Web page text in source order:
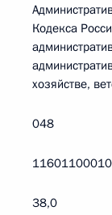
Кодекса
хозяйстве,
048
38,0